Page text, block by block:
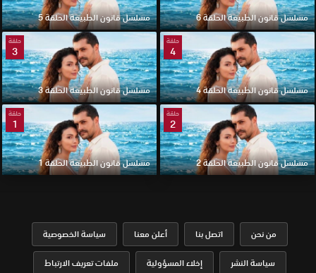
مسلسل قانون الطبيعة الحلقة 6 مسلسل قانون الطبيعة الحلقة 5
حلقة
4
مسلسل قانون الطبيعة الحلقة 4
حلقة
3
مسلسل قانون الطبيعة الحلقة 3
حلقة
2
مسلسل قانون الطبيعة الحلقة 2
حلقة
1
مسلسل قانون الطبيعة الحلقة 1
من نحن اتصل بنا أعلن معنا
سياسة الخصوصية
سياسة النشر
إخلاء المسؤولية ملفات تعريف الارتباط